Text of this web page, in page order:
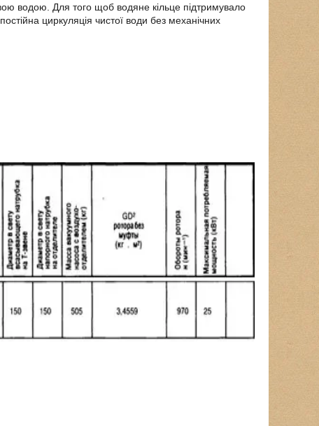
водою. Для того щоб водяне кільце підтримувало
циркуляція чистої води без механічних